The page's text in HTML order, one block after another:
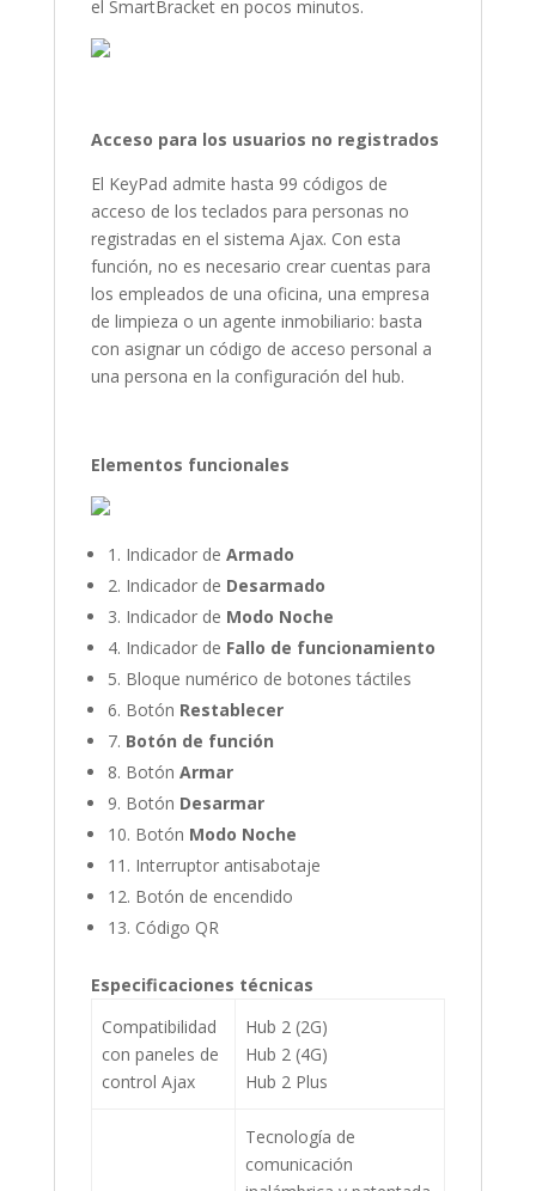
el SmartBracket en pocos minutos.
Acceso para los usuarios no registrados
El KeyPad admite hasta 99 códigos de
acceso de los teclados para personas no
registradas en el sistema Ajax. Con esta
función, no es necesario crear cuentas para
los empleados de una oficina, una empresa
de limpieza o un agente inmobiliario: basta
con asignar un código de acceso personal a
una persona en la configuración del hub.
Elementos funcionales
1. Indicador de Armado
2. Indicador de Desarmado
3. Indicador de Modo Noche
4. Indicador de Fallo de funcionamiento
5. Bloque numérico de botones táctiles
6. Botón Restablecer
7. Botón de función
8. Botón Armar
9. Botón Desarmar
10. Botón Modo Noche
11. Interruptor antisabotaje
12. Botón de encendido
13. Código QR
Especificaciones técnicas
Compatibilidad
con paneles de
control Ajax
Hub 2 (2G)
Hub 2 (4G)
Hub 2 Plus
Tecnología de
comunicación